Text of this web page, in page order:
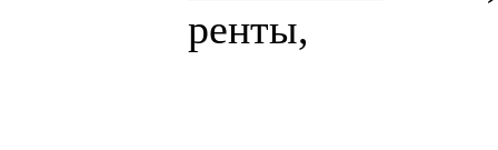
ренты,